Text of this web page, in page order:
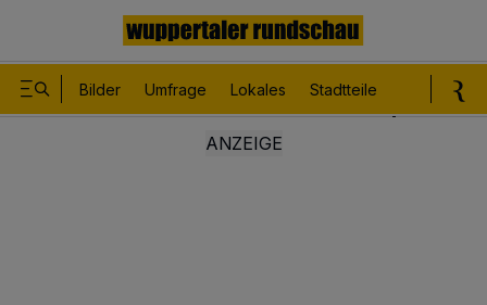
Bilder Umfrage Lokales Stadtteile